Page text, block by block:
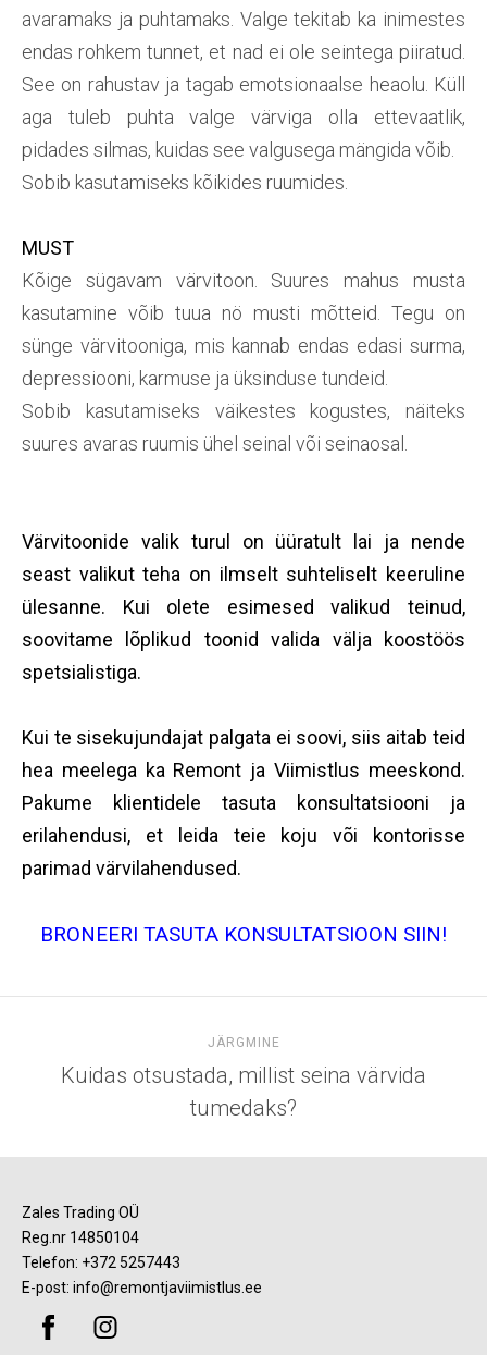
avaramaks ja puhtamaks. Valge tekitab ka inimestes
endas rohkem tunnet, et nad ei ole seintega piiratud.
See on rahustav ja tagab emotsionaalse heaolu. Küll
aga tuleb puhta valge värviga olla ettevaatlik,
pidades silmas, kuidas see valgusega mängida võib.
Sobib kasutamiseks kõikides ruumides.
MUST
Kõige sügavam värvitoon. Suures mahus musta
kasutamine võib tuua nö musti mõtteid. Tegu on
sünge värvitooniga, mis kannab endas edasi surma,
depressiooni, karmuse ja üksinduse tundeid.
Sobib kasutamiseks väikestes kogustes, näiteks
suures avaras ruumis ühel seinal või seinaosal.
Värvitoonide valik turul on üüratult lai ja nende
seast valikut teha on ilmselt suhteliselt keeruline
ülesanne. Kui olete esimesed valikud teinud,
soovitame lõplikud toonid valida välja koostöös
spetsialistiga.
Kui te sisekujundajat palgata ei soovi, siis aitab teid
hea meelega ka Remont ja Viimistlus meeskond.
Pakume klientidele tasuta konsultatsiooni ja
erilahendusi, et leida teie koju või kontorisse
parimad värvilahendused.
BRONEERI TASUTA KONSULTATSIOON SIIN!
JÄRGMINE
Kuidas otsustada, millist seina värvida
tumedaks?
Zales Trading OÜ
Reg.nr 14850104
Telefon: +372 5257443
E-post: info@remontjaviimistlus.ee